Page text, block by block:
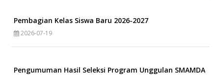
Pembagian Kelas Siswa Baru 2026-2027
2026-07-19
Pengumuman Hasil Seleksi Program Unggulan SMAMDA